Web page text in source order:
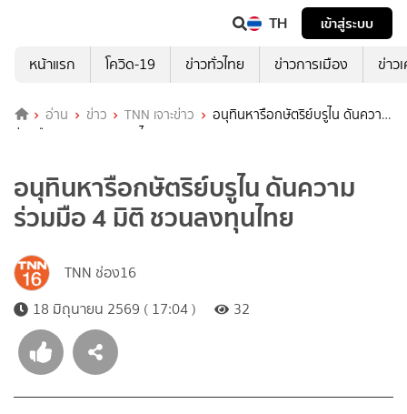
TH
เข้าสู่ระบบ
หน้าแรก
โควิด-19 ข่าวทั่วไทย ข่าวการเมือง ข่าว
อ่าน ข่าว TNN เจาะข่าว
อนุทินหารือกษัตริย์บรูไน ดันความ
ร่วมมือ 4 มิติ ชวนลงทุนไทย
อนุทินหารือกษัตริย์บรูไน ดันความ
ร่วมมือ 4 มิติ ชวนลงทุนไทย
TNN ช่อง16
18 มิถุนายน 2569 ( 17:04 )
32